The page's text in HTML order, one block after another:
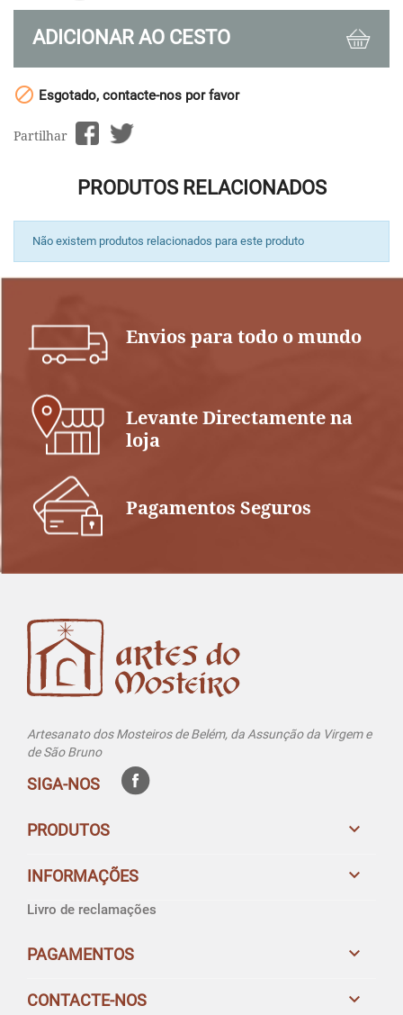
ADICIONAR AO CESTO
 Esgotado, contacte-nos por favor
Partilhar
PRODUTOS RELACIONADOS
Não existem produtos relacionados para este produto
Envios para todo o mundo
Levante Directamente na
loja
Pagamentos Seguros
Artesanato dos Mosteiros de Belém, da Assunção da Virgem e
de São Bruno
SIGA-NOS
PRODUTOS 
INFORMAÇÕES 
Livro de reclamações
PAGAMENTOS 
CONTACTE-NOS 